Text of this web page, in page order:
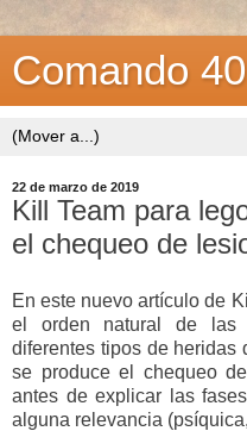
Comando
22 de marzo de 2019
Kill Team para
el chequeo de
En este nuevo artículo de
el orden natural de las
diferentes tipos de heridas
se produce el chequeo
antes de explicar las
alguna relevancia